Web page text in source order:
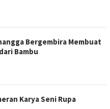
Bergembira Membuat
Bambu
Karya Seni Rupa